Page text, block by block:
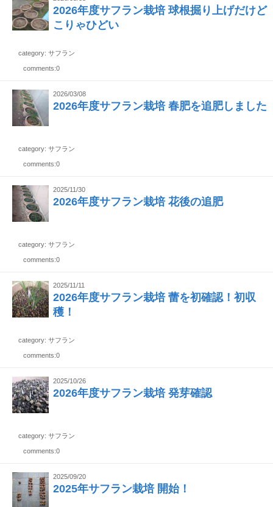
2026年度サフラン栽培 球根掘り上げだけど
こりゃひどい
category: サフラン
comments:0
2026/03/08
2026年度サフラン栽培 春肥を追肥しました
category: サフラン
comments:0
2025/11/30
2026年度サフラン栽培 花後の追肥
category: サフラン
comments:0
2025/11/11
2026年度サフラン栽培 蕾を初確認！初収
穫！
category: サフラン
comments:0
2025/10/26
2026年度サフラン栽培 発芽確認
category: サフラン
comments:0
2025/09/20
2025年サフラン栽培 開始！